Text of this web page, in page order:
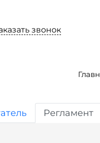
звонок
Регламент